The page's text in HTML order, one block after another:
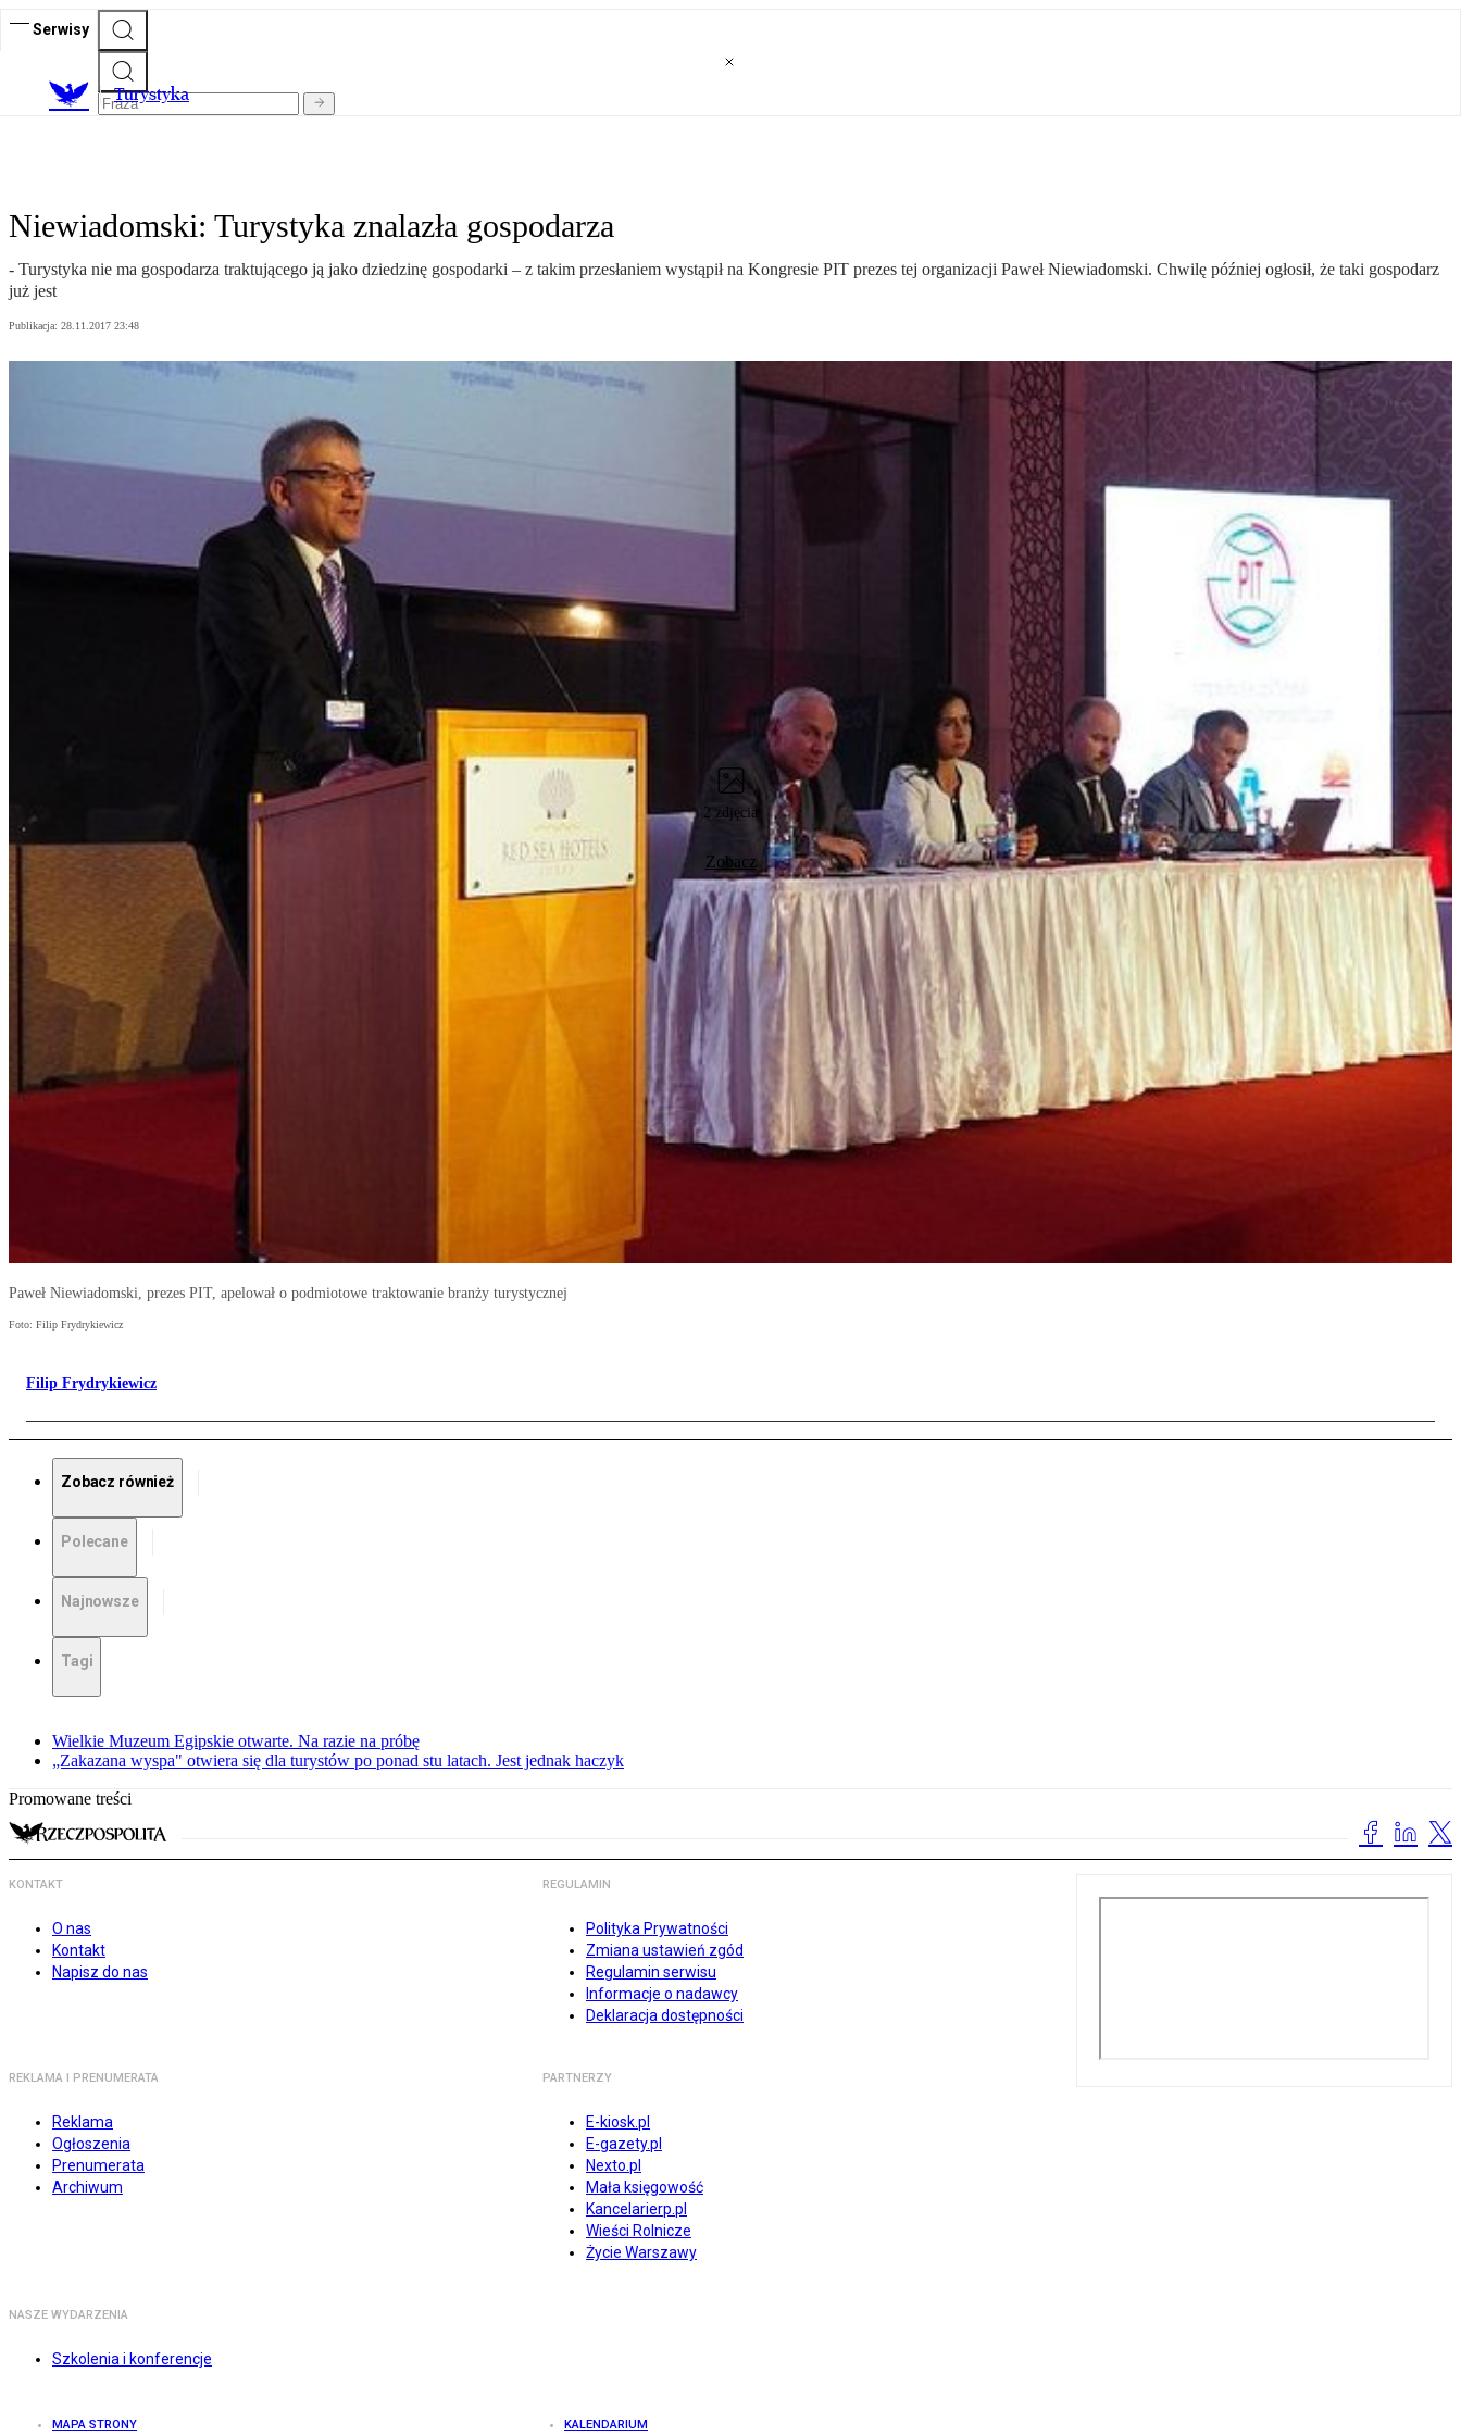
Serwisy
Turystyka
Niewiadomski: Turystyka znalazła gospodarza
- Turystyka nie ma gospodarza traktującego ją jako dziedzinę gospodarki – z takim przesłaniem wystąpił na Kongresie PIT prezes tej organizacji Paweł Niewiadomski. Chwilę później ogłosił, że taki gospodarz
już jest
Publikacja: 28.11.2017 23:48
2 zdjęcia
Zobacz
Paweł Niewiadomski, prezes PIT, apelował o podmiotowe traktowanie branży turystycznej
Foto: Filip Frydrykiewicz
Filip Frydrykiewicz
Zobacz również
Polecane
Najnowsze
Tagi
Wielkie Muzeum Egipskie otwarte. Na razie na próbę
„Zakazana wyspa" otwiera się dla turystów po ponad stu latach. Jest jednak haczyk
Promowane treści
KONTAKT
O nas
Kontakt
Napisz do nas
REGULAMIN
Polityka Prywatności
Zmiana ustawień zgód
Regulamin serwisu
Informacje o nadawcy
Deklaracja dostępności
REKLAMA I PRENUMERATA
Reklama
Ogłoszenia
Prenumerata
Archiwum
PARTNERZY
E-kiosk.pl
E-gazety.pl
Nexto.pl
Mała księgowość
Kancelarierp.pl
Wieści Rolnicze
Życie Warszawy
NASZE WYDARZENIA
Szkolenia i konferencje
MAPA STRONY KALENDARIUM